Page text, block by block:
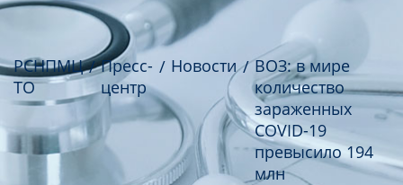
РСНПМЦ
ТО
Пресс-
центр
Новости
ВОЗ: в мире
количество
зараженных
COVID-19
превысило 194
млн